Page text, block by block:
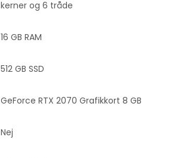
kerner og 6 tråde
16 GB RAM
512 GB SSD
GeForce RTX 2070 Grafikkort 8 GB
Nej